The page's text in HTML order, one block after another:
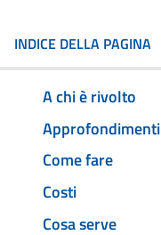
INDICE DELLA PAGINA
A chi è rivolto
Approfondimenti
Come fare
Costi
Cosa serve